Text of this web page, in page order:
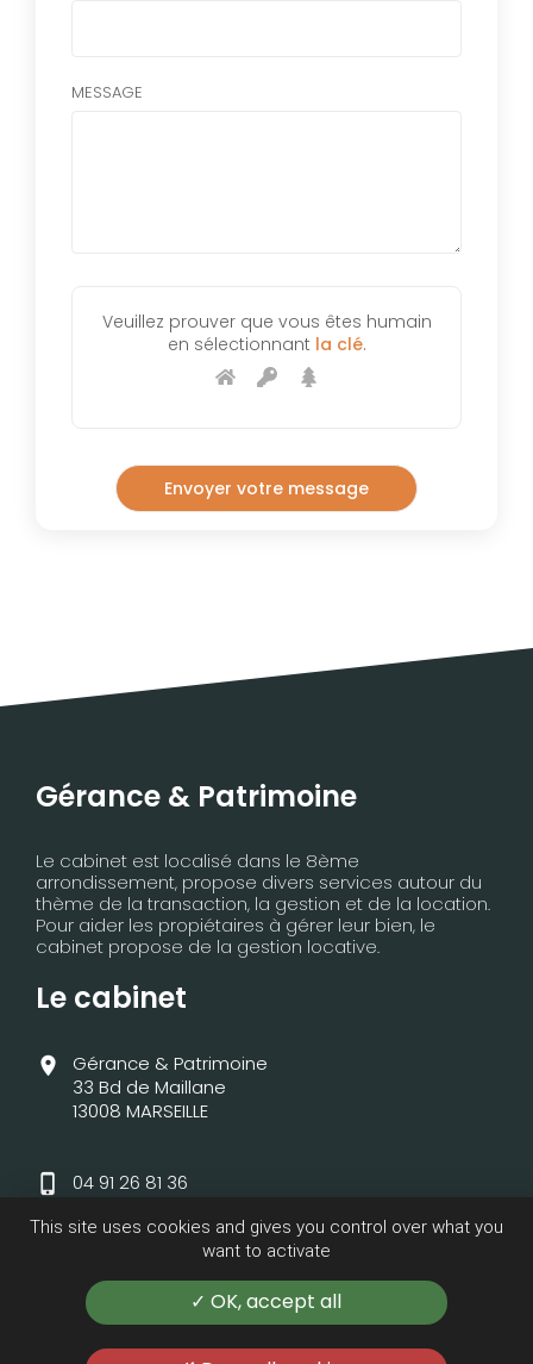
MESSAGE
Veuillez prouver que vous êtes humain
en sélectionnant la clé.
Gérance & Patrimoine
Le cabinet est localisé dans le 8ème
arrondissement, propose divers services autour du
thème de la transaction, la gestion et de la location.
Pour aider les propiétaires à gérer leur bien, le
cabinet propose de la gestion locative.
Le cabinet
Gérance & Patrimoine
33 Bd de Maillane
13008 MARSEILLE
04 91 26 81 36
Lundi – mardi – jeudi – vendredi : 10h – 12h /
Mercredi : 10h – 12 h uniquement
Samedi : sur rendez vous.
This site uses cookies and gives you control over what you
want to activate
OK, accept all